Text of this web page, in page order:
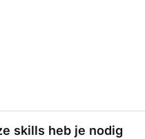
skills heb je nodig